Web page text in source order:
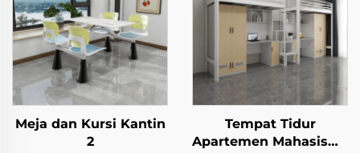
Meja dan Kursi Kantin
2
Tempat Tidur
Apartemen Mahasiswa